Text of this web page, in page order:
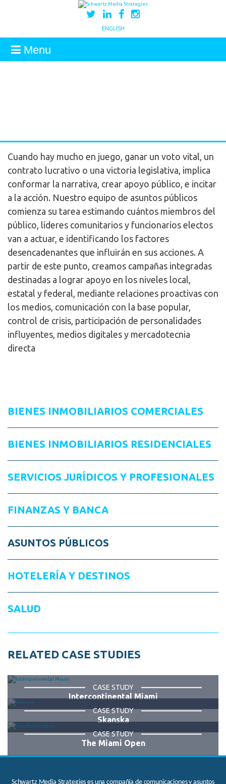
ENGLISH
Menu
Cuando hay mucho en juego, ganar un voto vital, un
contrato lucrativo o una victoria legislativa, implica
conformar la narrativa, crear apoyo público, e incitar
a la acción. Nuestro equipo de asuntos públicos
comienza su tarea estimando cuántos miembros del
público, líderes comunitarios y funcionarios electos
van a actuar, e identificando los factores
desencadenantes que influirán en sus acciones. A
partir de este punto, creamos campañas integradas
destinadas a lograr apoyo en los niveles local,
estatal y federal, mediante relaciones proactivas con
los medios, comunicación con la base popular,
control de crisis, participación de personalidades
influyentes, medios digitales y mercadotecnia
directa
BIENES INMOBILIARIOS COMERCIALES
BIENES INMOBILIARIOS RESIDENCIALES
SERVICIOS JURÍDICOS Y PROFESIONALES
FINANZAS Y BANCA
ASUNTOS PÚBLICOS
HOTELERÍA Y DESTINOS
SALUD
RELATED CASE STUDIES
CASE STUDY
Intercontinental Miami
CASE STUDY
Skanska
CASE STUDY
The Miami Open
Schwartz Media Strategies es una compañía de comunicaciones y asuntos